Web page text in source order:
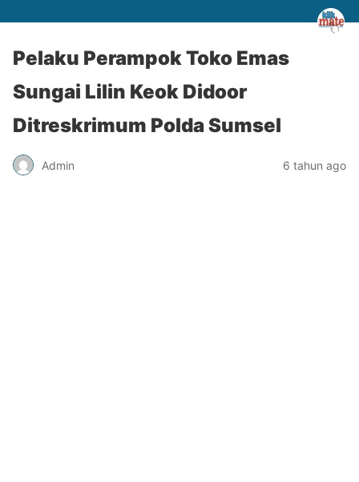
Pelaku Perampok Toko Emas
Sungai Lilin Keok Didoor
Ditreskrimum Polda Sumsel
Admin 6 tahun ago